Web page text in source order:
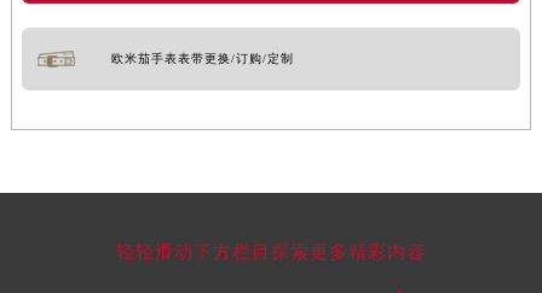
欧米茄手表表带更换/订购/定制
轻轻滑动下方栏目探索更多精彩内容